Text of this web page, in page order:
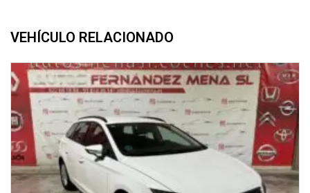
VEHÍCULO RELACIONADO